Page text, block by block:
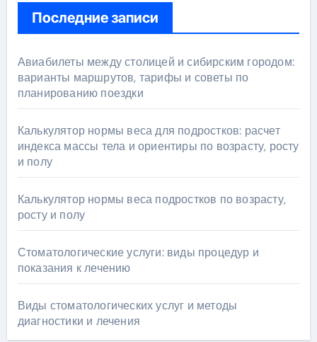
Последние записи
Авиабилеты между столицей и сибирским городом:
варианты маршрутов, тарифы и советы по
планированию поездки
Калькулятор нормы веса для подростков: расчет
индекса массы тела и ориентиры по возрасту, росту
и полу
Калькулятор нормы веса подростков по возрасту,
росту и полу
Стоматологические услуги: виды процедур и
показания к лечению
Виды стоматологических услуг и методы
диагностики и лечения